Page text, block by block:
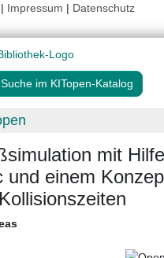
| Impressum | Datenschutz
Suche im KITopen-Katalog
mit
und einem